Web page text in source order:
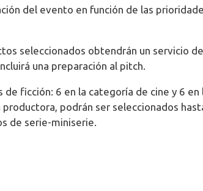
del evento en función de las
seleccionados obtendrán un servicio de
una preparación al pitch.
ficción: 6 en la categoría de cine y 6 en
podrán ser seleccionados
de serie-miniserie.